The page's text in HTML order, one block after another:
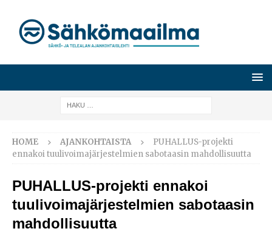
HOME AJANKOHTAISTA
PUHALLUS-projekti
ennakoi tuulivoimajärjestelmien sabotaasin mahdollisuutta
PUHALLUS-projekti ennakoi
tuulivoimajärjestelmien sabotaasin
mahdollisuutta